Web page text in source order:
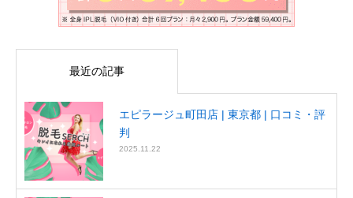
最近の記事
エピラージュ町田店 | 東京都 | 口コミ・評
判
2025.11.22